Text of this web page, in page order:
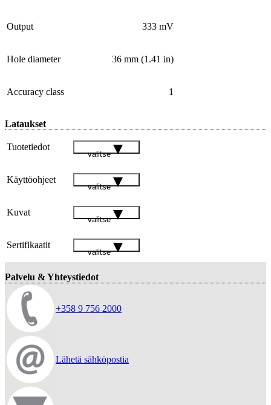
Output 333 mV
Hole diameter 36 mm (1.41 in)
Accuracy class 1
Lataukset
Tuotetiedot
valitse
Käyttöohjeet
valitse
Kuvat
valitse
Sertifikaatit
valitse
Palvelu & Yhteystiedot
+358 9 756 2000
Lähetä sähköpostia